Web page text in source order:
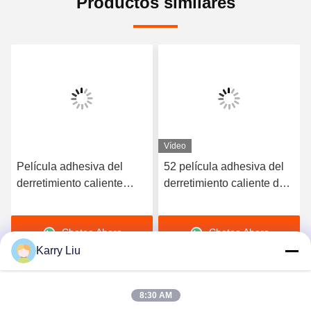
Película adhesiva del
derretimiento caliente
del poliuretano 3412
Chatea Ahora
Vídeo
52 película adhesiva del
derretimiento caliente de
A para la ropa interior
inconsútilChatea Ahora
Karry Liu
8:30 AM